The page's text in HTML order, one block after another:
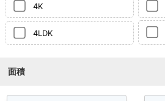
4K
4LDK
面積